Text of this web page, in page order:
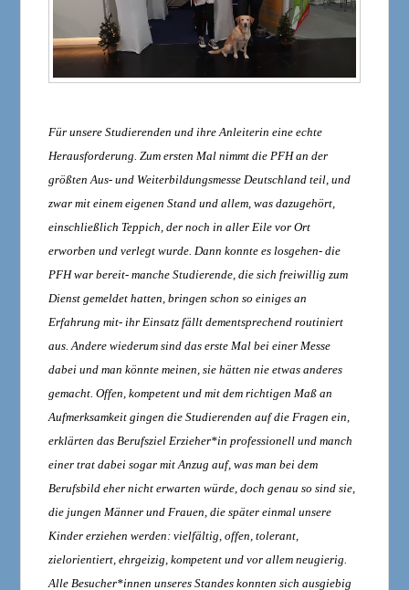
Für unsere Studierenden und ihre Anleiterin eine echte
Herausforderung. Zum ersten Mal nimmt die PFH an der
größten Aus- und Weiterbildungsmesse Deutschland teil, und
zwar mit einem eigenen Stand und allem, was dazugehört,
einschließlich Teppich, der noch in aller Eile vor Ort
erworben und verlegt wurde. Dann konnte es losgehen- die
PFH war bereit- manche Studierende, die sich freiwillig zum
Dienst gemeldet hatten, bringen schon so einiges an
Erfahrung mit- ihr Einsatz fällt dementsprechend routiniert
aus. Andere wiederum sind das erste Mal bei einer Messe
dabei und man könnte meinen, sie hätten nie etwas anderes
gemacht. Offen, kompetent und mit dem richtigen Maß an
Aufmerksamkeit gingen die Studierenden auf die Fragen ein,
erklärten das Berufsziel Erzieher*in professionell und manch
einer trat dabei sogar mit Anzug auf, was man bei dem
Berufsbild eher nicht erwarten würde, doch genau so sind sie,
die jungen Männer und Frauen, die später einmal unsere
Kinder erziehen werden: vielfältig, offen, tolerant,
zielorientiert, ehrgeizig, kompetent und vor allem neugierig.
Alle Besucher*innen unseres Standes konnten sich ausgiebig